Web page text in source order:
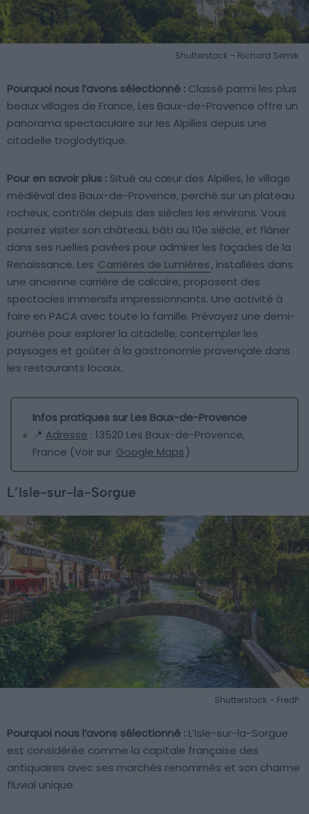
Shutterstock – Richard Semik
Pourquoi nous l’avons sélectionné : Classé parmi les plus
beaux villages de France, Les Baux-de-Provence offre un
panorama spectaculaire sur les Alpilles depuis une
citadelle troglodytique.
Pour en savoir plus : Situé au cœur des Alpilles, le village
médiéval des Baux-de-Provence, perché sur un plateau
rocheux, contrôle depuis des siècles les environs. Vous
pourrez visiter son château, bâti au 10e siècle, et flâner
dans ses ruelles pavées pour admirer les façades de la
Renaissance. Les Carrières de Lumières, installées dans
une ancienne carrière de calcaire, proposent des
spectacles immersifs impressionnants. Une activité à
faire en PACA avec toute la famille. Prévoyez une demi-
journée pour explorer la citadelle, contempler les
paysages et goûter à la gastronomie provençale dans
les restaurants locaux.
Infos pratiques sur Les Baux-de-Provence
📍 Adresse : 13520 Les Baux-de-Provence,
France (Voir sur Google Maps)
L’Isle-sur-la-Sorgue
Shutterstock – FredP
Pourquoi nous l’avons sélectionné : L’Isle-sur-la-Sorgue
est considérée comme la capitale française des
antiquaires avec ses marchés renommés et son charme
fluvial unique.